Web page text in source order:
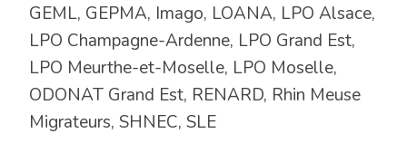
GEML, GEPMA, Imago, LOANA, LPO Alsace,
LPO Champagne-Ardenne, LPO Grand Est,
LPO Meurthe-et-Moselle, LPO Moselle,
ODONAT Grand Est, RENARD, Rhin Meuse
Migrateurs, SHNEC, SLE